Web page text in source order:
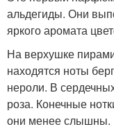
альдегиды. Они
яркого аромата
На верхушке
находятся ноты
нероли. В
роза. Конечные
они менее слышны.